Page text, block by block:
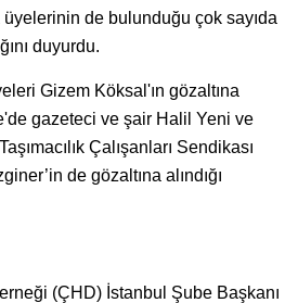
üyelerinin de bulunduğu çok sayıda
duyurdu.
Gizem Köksal'ın gözaltına
gazeteci ve şair Halil Yeni ve
Çalışanları Sendikası
de gözaltına alındığı
(ÇHD) İstanbul Şube Başkanı